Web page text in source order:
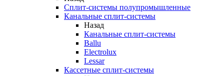
Сплит-системы полупромышленные
Канальные сплит-системы
Назад
Канальные сплит-системы
Ballu
Electrolux
Lessar
Кассетные сплит-системы